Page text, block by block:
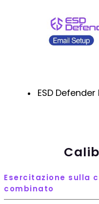
ESD
Esercitazione sulla
combinato